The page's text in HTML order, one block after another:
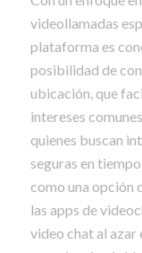
videollamadas
plataforma es
posibilidad de
ubicación, que
intereses
quienes buscan
seguras en
como una opción
las apps de
video chat al azar